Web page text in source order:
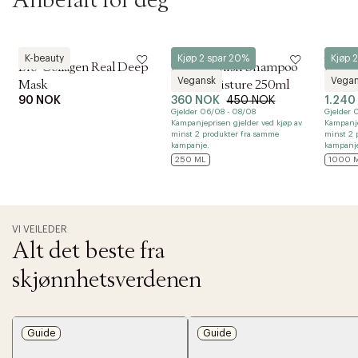
K-beauty
Biodance
Bio-Collagen Real Deep
Mask
90 NOK
Kjøp 2 spar 20%
Vegansk
Aveda
NutriPlenish Shampoo
Light Moisture 250ml
360 NOK 450 NOK
Gjelder 06/08 - 08/08
Kampanjeprisen gjelder ved kjøp av
minst 2 produkter fra samme
kampanje.
250 ML
Kjøp
Aveda
Light
1.240
Gjelder
minst 2
1000
VI VEILEDER
Alt det beste fra
skjønnhetsverdenen
Guide Guide